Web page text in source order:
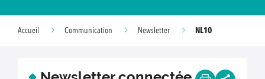
Accueil Communication Newsletter NL10